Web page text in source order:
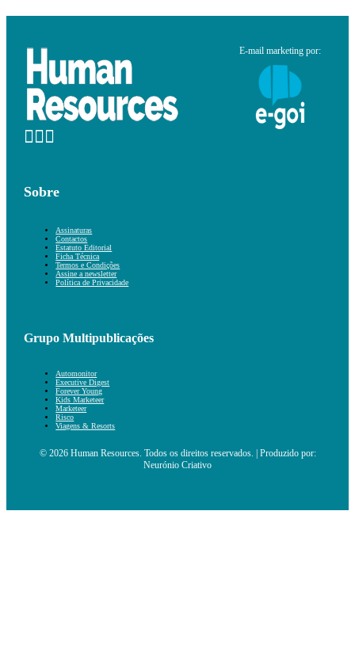
E-mail marketing por:
Sobre
Assinaturas
Contactos
Estatuto Editorial
Ficha Técnica
Termos e Condições
Assine a newsletter
Política de Privacidade
Grupo Multipublicações
Automonitor
Executive Digest
Forever Young
Kids Marketeer
Marketeer
Risco
Viagens & Resorts
© 2026 Human Resources. Todos os direitos reservados. | Produzido por:
Neurónio Criativo